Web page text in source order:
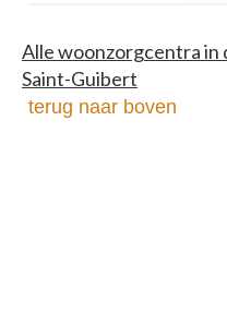
Alle woonzorgcentra in
Saint-Guibert
terug naar boven